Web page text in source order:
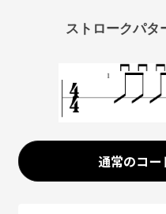
ストロークパタ
通常のコ